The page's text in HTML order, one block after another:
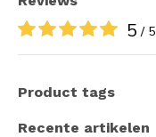
5 / 5
Product tags
Recente artikelen